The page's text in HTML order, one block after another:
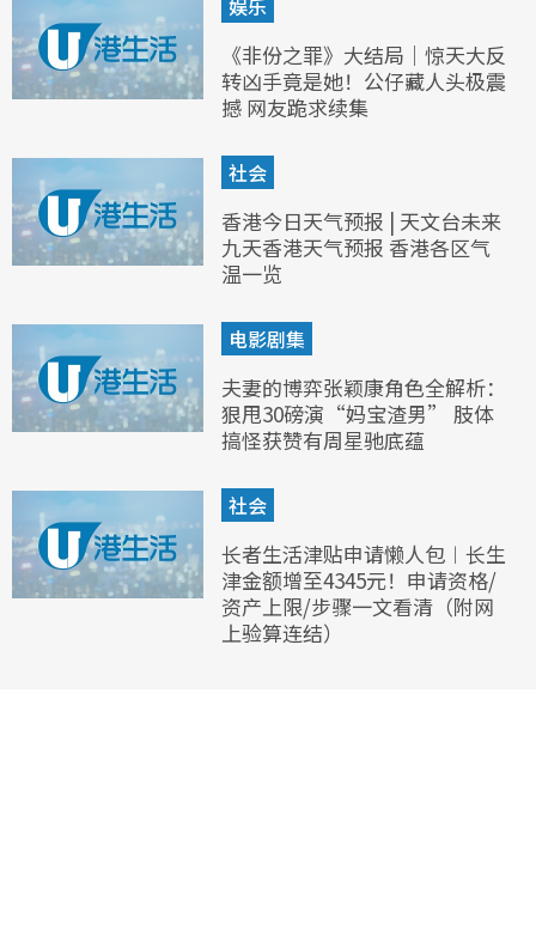
娱乐
《非份之罪》大结局｜惊天大反
转凶手竟是她！公仔藏人头极震
撼 网友跪求续集
社会
香港今日天气预报 | 天文台未来
九天香港天气预报 香港各区气
温一览
电影剧集
夫妻的博弈张颖康角色全解析：
狠甩30磅演“妈宝渣男” 肢体
搞怪获赞有周星驰底蕴
社会
长者生活津贴申请懒人包︱长生
津金额增至4345元！申请资格/
资产上限/步骤一文看清（附网
上验算连结）